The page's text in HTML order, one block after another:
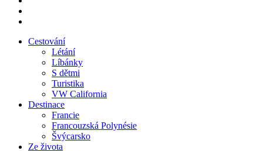
Close
Cestování
Létání
Líbánky
S dětmi
Turistika
VW California
Destinace
Francie
Francouzská Polynésie
Švýcarsko
Ze života